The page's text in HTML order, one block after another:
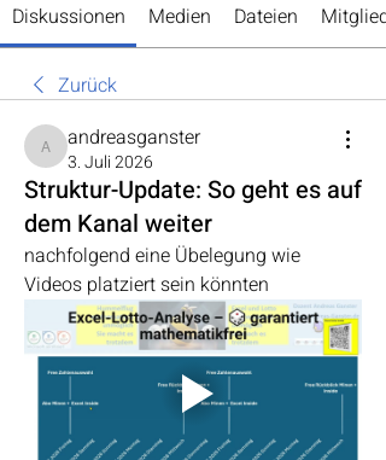
Diskussionen Medien Dateien
Zurück
andreasganster
andreasganster
3. Juli 2026
Struktur-Update: So geht es auf
dem Kanal weiter
nachfolgend eine Übelegung wie
Videos platziert sein könnten